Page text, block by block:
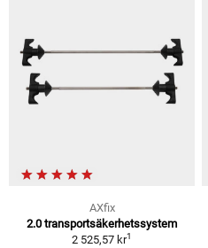
AXfix
2.0 transportsäkerhetssystem
2 525,57 kr1